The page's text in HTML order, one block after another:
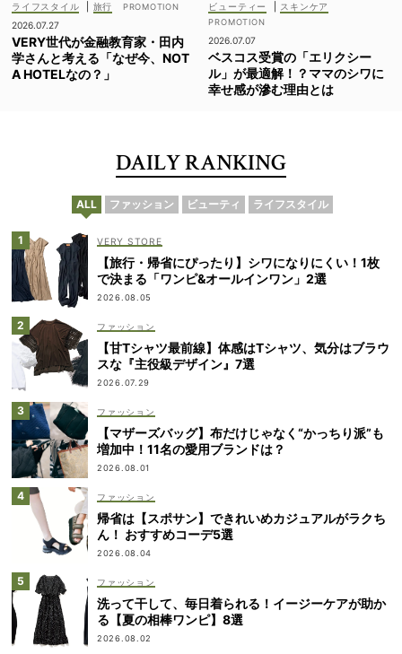
ライフスタイル
旅行
2026.07.27
VERY世代が金融教育家・田内
学さんと考える「なぜ今、NOT
A HOTELなの？」
ビューティー スキンケア
2026.07.07
ベスコス受賞の「エリクシー
ル」が最適解！？ママのシワに
幸せ感が滲む理由とは
DAILY RANKING
ALL ファッション ビューティ ライフスタイル
VERY STORE
【旅行・帰省にぴったり】シワになりにくい！1枚
で決まる「ワンピ&オールインワン」2選
2026.08.05
ファッション
【甘Tシャツ最前線】体感はTシャツ、気分はブラウ
スな『主役級デザイン』7選
2026.07.29
ファッション
【マザーズバッグ】布だけじゃなく“かっちり派”も
増加中！11名の愛用ブランドは？
2026.08.01
ファッション
帰省は【スポサン】できれいめカジュアルがラクち
ん！ おすすめコーデ5選
2026.08.04
ファッション
洗って干して、毎日着られる！イージーケアが助か
る【夏の相棒ワンピ】8選
2026.08.02